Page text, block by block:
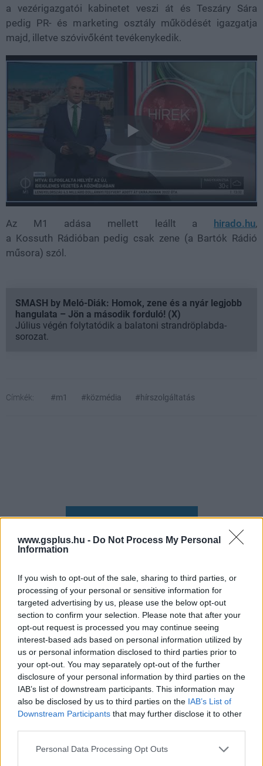
www.gsplus.hu - Do Not Process My Personal
Information
If you wish to opt-out of the sale, sharing to third parties, or
processing of your personal or sensitive information for
targeted advertising by us, please use the below opt-out
section to confirm your selection. Please note that after your
opt-out request is processed you may continue seeing
interest-based ads based on personal information utilized by
us or personal information disclosed to third parties prior to
your opt-out. You may separately opt-out of the further
disclosure of your personal information by third parties on the
IAB’s list of downstream participants. This information may
also be disclosed by us to third parties on the IAB’s List of
Downstream Participants that may further disclose it to other
Please note that this website/app uses one or more Google
Personal Data Processing Opt Outs
a vezérigazgatói kabinetet veszi át és Teszáry Sára
pedig PR- és marketing osztály működését igazgatja
majd, illetve szóvivőként tevékenykedik.
Az M1 adása mellett leállt a hirado.hu,
a Kossuth Rádióban pedig csak zene (a Bartók Rádió
műsora) szól.
SMASH by Meló-Diák: Homok, zene és a nyár legjobb
hangulata – Jön a második forduló! (X)
Július végén folytatódik a balatoni strandröplabda-
sorozat.
Címkék: #m1 #közmédia #hírszolgáltatás
A Sony köddé vált a
közösségimédia-felületein,
miután bejelentette a fizikai
játékok kivégzését
Balu|2026 július 7. 18:05